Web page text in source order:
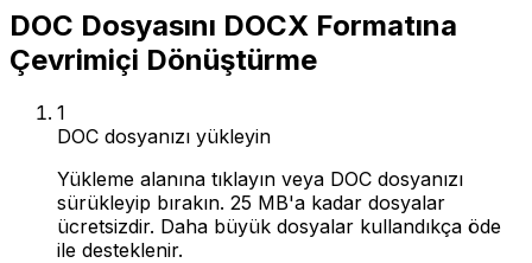
DOC Dosyasını DOCX Formatına
Çevrimiçi Dönüştürme
1
DOC dosyanızı yükleyin
Yükleme alanına tıklayın veya DOC dosyanızı
sürükleyip bırakın. 25 MB'a kadar dosyalar
ücretsizdir. Daha büyük dosyalar kullandıkça öde
ile desteklenir.